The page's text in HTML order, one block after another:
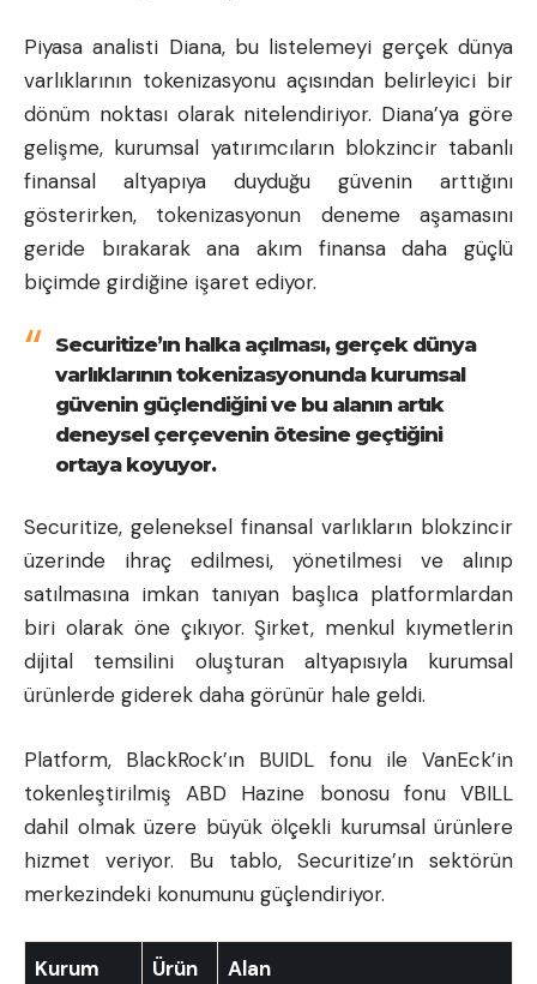
Piyasa analisti Diana, bu listelemeyi gerçek dünya
varlıklarının tokenizasyonu açısından belirleyici bir
dönüm noktası olarak nitelendiriyor. Diana’ya göre
gelişme, kurumsal yatırımcıların blokzincir tabanlı
finansal altyapıya duyduğu güvenin arttığını
gösterirken, tokenizasyonun deneme aşamasını
geride bırakarak ana akım finansa daha güçlü
biçimde girdiğine işaret ediyor.
Securitize’ın halka açılması, gerçek dünya
varlıklarının tokenizasyonunda kurumsal
güvenin güçlendiğini ve bu alanın artık
deneysel çerçevenin ötesine geçtiğini
ortaya koyuyor.
Securitize, geleneksel finansal varlıkların blokzincir
üzerinde ihraç edilmesi, yönetilmesi ve alınıp
satılmasına imkan tanıyan başlıca platformlardan
biri olarak öne çıkıyor. Şirket, menkul kıymetlerin
dijital temsilini oluşturan altyapısıyla kurumsal
ürünlerde giderek daha görünür hale geldi.
Platform, BlackRock’ın BUIDL fonu ile VanEck’in
tokenleştirilmiş ABD Hazine bonosu fonu VBILL
dahil olmak üzere büyük ölçekli kurumsal ürünlere
hizmet veriyor. Bu tablo, Securitize’ın sektörün
merkezindeki konumunu güçlendiriyor.
Kurum Ürün Alan